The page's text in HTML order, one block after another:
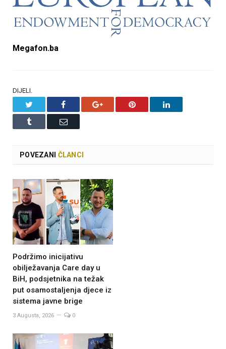
Megafon.ba
DIJELI.
Facebook Google+ Pinterest LinkedIn
Tumblr Email
POVEZANI ČLANCI
Podržimo inicijativu
obilježavanja Care day u
BiH, podsjetnika na težak
put osamostaljenja djece iz
sistema javne brige
3 Augusta, 2026 0